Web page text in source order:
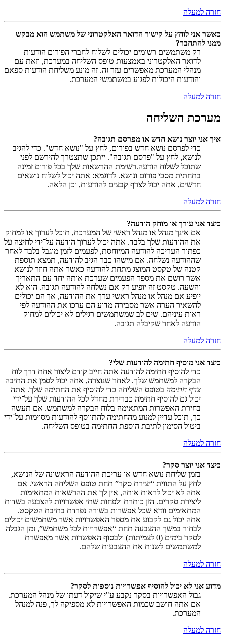
חזרה למעלה
כאשר אני לוחץ על קישור הדואר האלקטרוני של משתמש הוא מבקש
ממני להתחבר?
רק משתמשים רשומים יכולים לשלוח לחברי הפורום הודעות
לדואר האלקטרוני באמצעות טופס השליחה במערכת, וזאת עם
מנהלי המערכת מאפשרים עזר זה. זה מונע משליחת הודעות ספאם
והודעות היכולות לפגוע במשתמשי המערכת.
חזרה למעלה
מערכת השליחה
איך אני יוצר נושא חדש או מפרסם תגובה?
כדי לפרסם נושא חדש בפורום, לחץ על "נושא חדש". כדי להגיב
לנושא, לחץ על "פרסם תגובה". ייתכן שתצטרך להירשם לפני
שתוכל לשלוח הודעה.רשימת ההרשאות שלך בכל פורום זמינה
בתחתית מסכי פורום ונושא. לדוגמא: אתה יכול לשלוח נושאים
חדשים, אתה יכול לצרף קבצים להודעות, וכן הלאה.
חזרה למעלה
כיצד אני עורך או מוחק הודעה?
אם אינך מנהל או מנהל ראשי של המערכת, תוכל לערוך או למחוק
את ההודעות שלך בלבד. אתה יכול לערוך הודעה על־ידי לחיצה על
כפתור העריכה להודעה המיוחסת, לפעמים לזמן מוגבל בלבד לאחר
שההודעה נשלחה. אם מישהו כבר הגיב להודעה, תמצא תוספת
קטנה של טקסט המוצג מתחת להודעה כאשר אתה חוזר לנושא
אשר רושם את מספר הפעמים שערכת אותה יחד עם התאריך
והשעה. טקסט זה יופיע רק אם נשלחה להודעה תגובה. הוא לא
יופיע אם מנהל או מנהל ראשי ערך את ההודעה, אך הם יכולים
להשאיר הערה אשר מסבירה מדוע הם ערכו את ההודעה לפי
ראות עיניהם. שים לב שמשתמשים רגילים לא יכולים למחוק
הודעה לאחר שקיבלה תגובה.
חזרה למעלה
כיצד אני מוסיף חתימה להודעות שלי?
כדי להוסיף חתימה להודעה אתה חייב קודם ליצור אחת דרך לוח
הבקרה למשתמש שלך. לאחר שנוצרה, אתה יכול לסמן את התיבה
צרף חתימה בטופס השליחה כדי להוסיף את החתימה שלך. אתה
יכול גם להוסיף חתימה כברירת מחדל לכל ההודעות שלך על־ידי
בחירת האפשרות המתאימה בלוח הבקרה למשתמש. אם תעשה
כך, תוכל עדיין למנוע מהחתימה להתווסף להודעות מסוימות על־ידי
ביטול הסימון לתיבת הוספת החתימה בטופס השליחה.
חזרה למעלה
כיצד אני יוצר סקר?
בזמן שליחת נושא חדש או עריכת ההודעה הראשונה של הנושא,
לחץ על התווית “יצירת סקר” תחת טופס השליחה הראשי. אם
אתה לא יכול לראות אותה, אין לך את ההרשאות המתאימות
ליצירת סקרים. הזן כותרת ולפחות שתי אפשרויות להצבעה בשדות
המתאימים וודא שכל אפשרות בשורה נפרדת בתיבת הטקסט.
אתה יכול גם לקבוע את מספר האפשרויות אשר משתמשים יכולים
לבחור במשך ההצבעה תחת “אפשרויות לכל משתמש”, זמן הגבלה
לסקר בימים (0 לצמיתות) ולבסוף האפשרות אשר מאפשרת
למשתמשים לשנות את ההצבעות שלהם.
חזרה למעלה
מדוע אני לא יכול להוסיף אפשרויות נוספות לסקר?
גבול האפשרויות בסקר נקבע ע"י שיקול דעתו של מנהל המערכת.
אם אתה חושב שכמות האפשרויות לא מספיקה לך, פנה למנהל
המערכת.
חזרה למעלה